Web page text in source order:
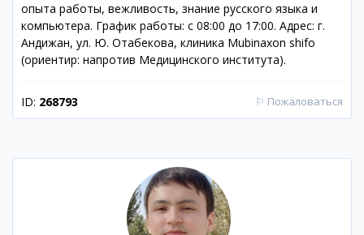
опыта работы, вежливость, знание русского языка и
компьютера. График работы: с 08:00 до 17:00. Адрес: г.
Андижан, ул. Ю. Отабекова, клиника Mubinaxon shifo
(ориентир: напротив Медицинского института).
ID: 268793 ⚐ Пожаловаться